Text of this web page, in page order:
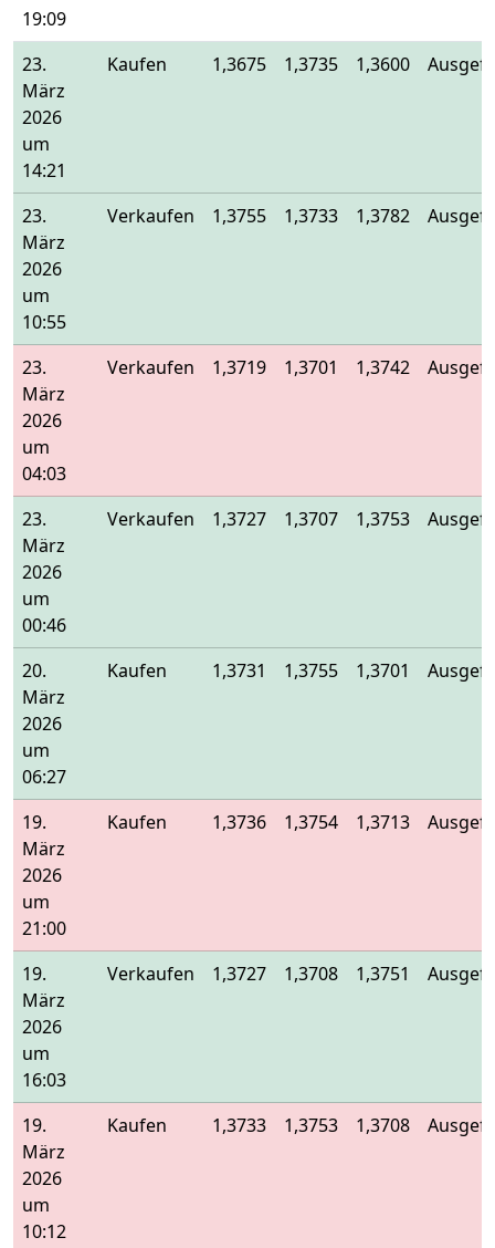
19:09
23.
März
2026
um
14:21
Kaufen 1,3675 1,3735 1,3600
23.
März
2026
um
10:55
Verkaufen 1,3755 1,3733 1,3782
23.
März
2026
um
04:03
Verkaufen 1,3719 1,3701 1,3742
23.
März
2026
um
00:46
Verkaufen 1,3727 1,3707 1,3753
20.
März
2026
um
06:27
Kaufen 1,3731 1,3755 1,3701
19.
März
2026
um
21:00
Kaufen 1,3736 1,3754 1,3713
19.
März
2026
um
16:03
Verkaufen 1,3727 1,3708 1,3751
19.
März
2026
um
10:12
Kaufen 1,3733 1,3753 1,3708